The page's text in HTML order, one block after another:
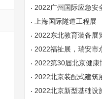
建筑工业化产品设备
2022广州国际应急安
广州国际消防安全展
上海国际隧道工程展
2022东北教育装备展
会|沈阳教育装备展
2022福祉展，瑞安市
厂家的领头军
2022第30届北京健康
展
2022北京装配式建筑
会-第20届北京住博会
2022北京新型基础设